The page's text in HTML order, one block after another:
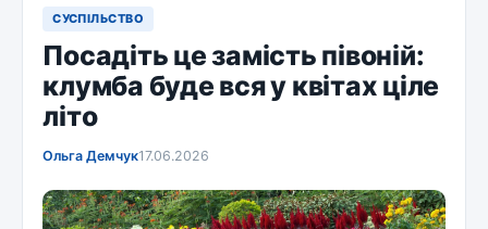
СУСПІЛЬСТВО
Посадіть це замість півоній:
клумба буде вся у квітах ціле
літо
Ольга Демчук17.06.2026